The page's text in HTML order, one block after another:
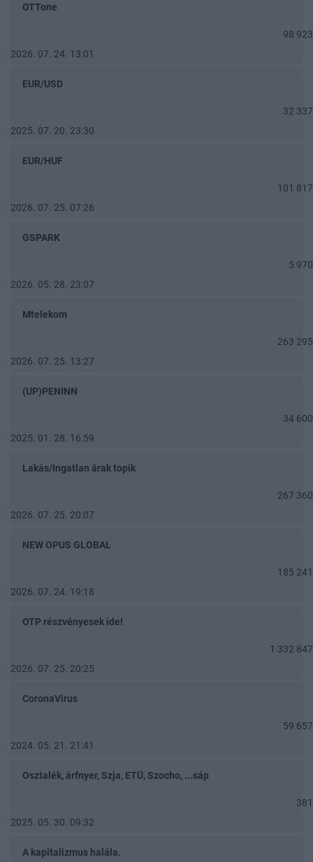
OTTone
98 923
2026. 07. 24. 13:01
EUR/USD
32 337
2025. 07. 20. 23:30
EUR/HUF
101 817
2026. 07. 25. 07:26
GSPARK
5 970
2026. 05. 28. 23:07
Mtelekom
263 295
2026. 07. 25. 13:27
(UP)PENINN
34 600
2025. 01. 28. 16:59
Lakás/Ingatlan árak topik
267 360
2026. 07. 25. 20:07
NEW OPUS GLOBAL
185 241
2026. 07. 24. 19:18
OTP részvényesek ide!
1 332 847
2026. 07. 25. 20:25
CoronaVirus
59 657
2024. 05. 21. 21:41
Osztalék, árfnyer, Szja, ETÜ, Szocho, ...sáp
381
2025. 05. 30. 09:32
A kapitalizmus halála.